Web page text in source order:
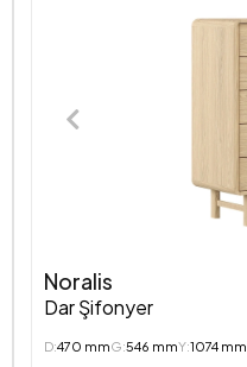
Noralis
Dar Şifonyer
D:470 mmG:546 mmY:1074 mm